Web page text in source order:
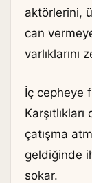
aktörlerini,
can
varlıklarını
İç cepheye
çatışma
geldiğinde
sokar.